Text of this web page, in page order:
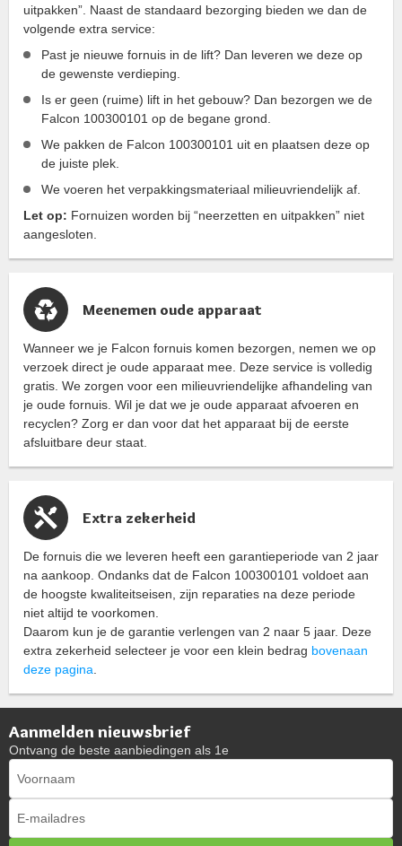
uitpakken”. Naast de standaard bezorging bieden we dan de
volgende extra service:
Past je nieuwe fornuis in de lift? Dan leveren we deze op
de gewenste verdieping.
Is er geen (ruime) lift in het gebouw? Dan bezorgen we de
Falcon 100300101 op de begane grond.
We pakken de Falcon 100300101 uit en plaatsen deze op
de juiste plek.
We voeren het verpakkingsmateriaal milieuvriendelijk af.
Let op: Fornuizen worden bij “neerzetten en uitpakken” niet
aangesloten.
Meenemen oude apparaat
Wanneer we je Falcon fornuis komen bezorgen, nemen we op
verzoek direct je oude apparaat mee. Deze service is volledig
gratis. We zorgen voor een milieuvriendelijke afhandeling van
je oude fornuis. Wil je dat we je oude apparaat afvoeren en
recyclen? Zorg er dan voor dat het apparaat bij de eerste
afsluitbare deur staat.
Extra zekerheid
De fornuis die we leveren heeft een garantieperiode van 2 jaar
na aankoop. Ondanks dat de Falcon 100300101 voldoet aan
de hoogste kwaliteitseisen, zijn reparaties na deze periode
niet altijd te voorkomen.
Daarom kun je de garantie verlengen van 2 naar 5 jaar. Deze
extra zekerheid selecteer je voor een klein bedrag bovenaan
deze pagina
Aanmelden nieuwsbrief
Ontvang de beste aanbiedingen als 1e